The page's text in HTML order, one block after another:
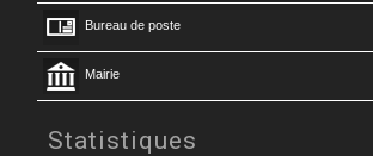
Bureau de poste
Mairie
Statistiques